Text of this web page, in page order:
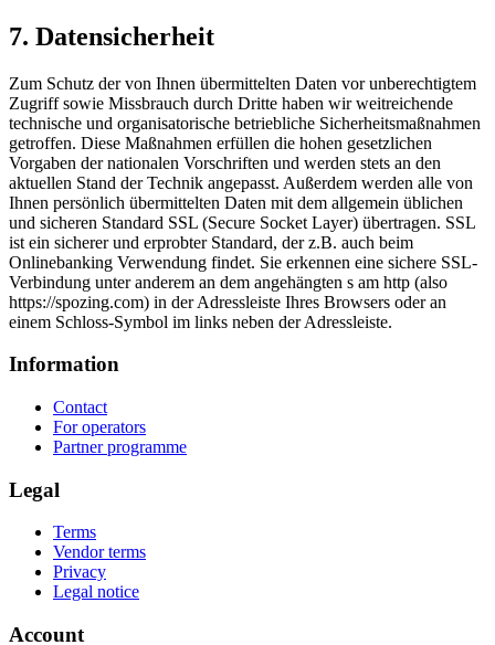
7. Datensicherheit
Zum Schutz der von Ihnen übermittelten Daten vor unberechtigtem
Zugriff sowie Missbrauch durch Dritte haben wir weitreichende
technische und organisatorische betriebliche Sicherheitsmaßnahmen
getroffen. Diese Maßnahmen erfüllen die hohen gesetzlichen
Vorgaben der nationalen Vorschriften und werden stets an den
aktuellen Stand der Technik angepasst. Außerdem werden alle von
Ihnen persönlich übermittelten Daten mit dem allgemein üblichen
und sicheren Standard SSL (Secure Socket Layer) übertragen. SSL
ist ein sicherer und erprobter Standard, der z.B. auch beim
Onlinebanking Verwendung findet. Sie erkennen eine sichere SSL-
Verbindung unter anderem an dem angehängten s am http (also
https://spozing.com) in der Adressleiste Ihres Browsers oder an
einem Schloss-Symbol im links neben der Adressleiste.
Information
Contact
For operators
Partner programme
Legal
Terms
Vendor terms
Privacy
Legal notice
Account